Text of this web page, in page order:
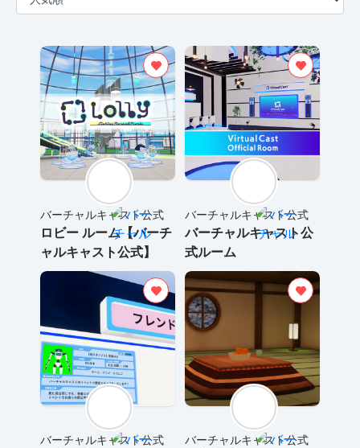
バーチャルキャスト公式
ロビー ルーム【バーチ
ャルキャスト公式】
バーチャルキャスト公式
バーチャルキャスト公
式ルーム
バーチャルキャスト公式 バーチャルキャスト公式